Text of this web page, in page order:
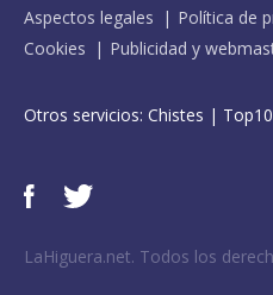
Aspectos legales
Política de
Cookies
Publicidad y
Otros servicios: Chistes |
LaHiguera.net. Todos los